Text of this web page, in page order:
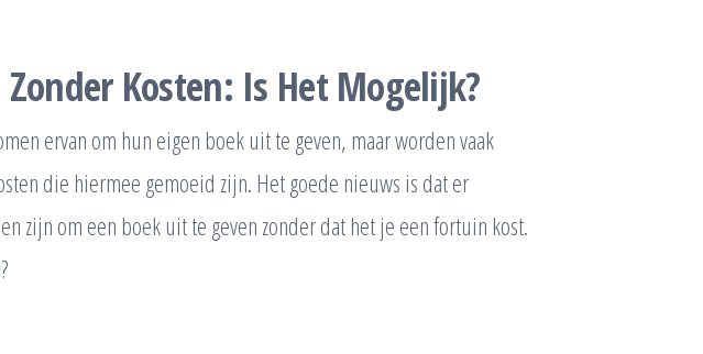
Kosten: Is Het Mogelijk?
ervan om hun eigen boek uit te geven, maar worden vaak
die hiermee gemoeid zijn. Het goede nieuws is dat er
zijn om een boek uit te geven zonder dat het je een fortuin kost.